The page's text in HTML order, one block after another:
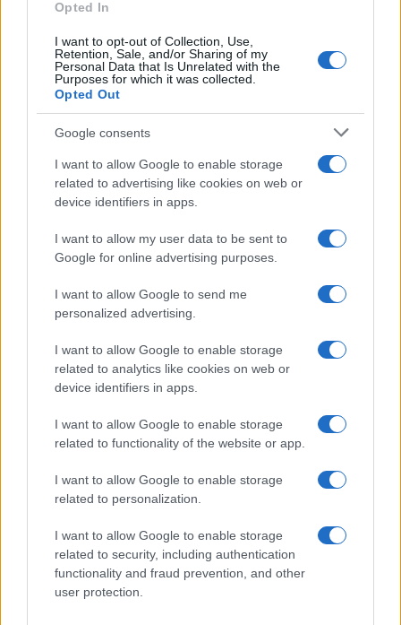
Opted In
I want to opt-out of Collection, Use,
Retention, Sale, and/or Sharing of my
Personal Data that Is Unrelated with the
Purposes for which it was collected.
Opted Out
Google consents
I want to allow Google to enable storage
related to advertising like cookies on web or
device identifiers in apps.
I want to allow my user data to be sent to
Google for online advertising purposes.
I want to allow Google to send me
personalized advertising.
I want to allow Google to enable storage
related to analytics like cookies on web or
device identifiers in apps.
I want to allow Google to enable storage
related to functionality of the website or app.
I want to allow Google to enable storage
related to personalization.
I want to allow Google to enable storage
related to security, including authentication
functionality and fraud prevention, and other
user protection.
para concentración, ánimo y
30 julio, 2026
Iniciativas de paz y seguridad en
Manzanares El Real y Lanzarote
30 julio, 2026
Cómo dominar la mente para
mejorar el rendimiento deportivo
Pasado »
Últimas Noticias
Actualidad.es es la gran fuente de información social. Actualidad,
televisión, crónica, deportes, gente, política y todas las noticias sobre